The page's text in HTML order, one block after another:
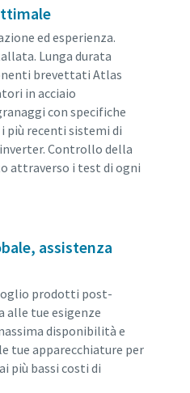
ed esperienza.
Lunga durata
brevettati Atlas
in acciaio
con specifiche
i più recenti sistemi di
Controllo della
attraverso i test di ogni
assistenza
prodotti post-
alle tue esigenze
disponibilità e
tue apparecchiature per
più bassi costi di